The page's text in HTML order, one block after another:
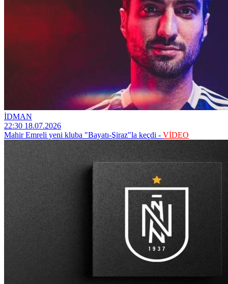
İDMAN
22:30 18.07.2026
Mahir Emreli yeni kluba "Bayatı-Şiraz"la keçdi - VİDEO